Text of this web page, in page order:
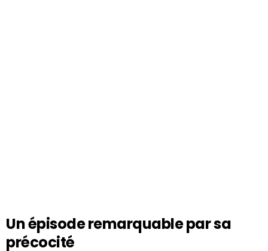
Un épisode remarquable par sa
précocité